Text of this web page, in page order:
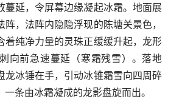
蔓延，令屏幕边缘凝起冰霜。地面展
，法阵内隐隐浮现的陈塘关景色，
着纯净力量的灵珠正缓缓升起，龙形
向前急速蔓延（寒霜残雪）。落地
龙冰锤在手，引动冰锥霜雪向四周碎
条由冰霜凝成的龙影盘旋而出。